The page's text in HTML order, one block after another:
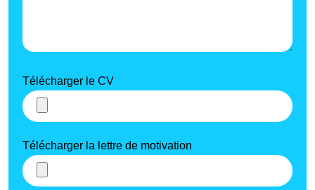
Télécharger le CV
Télécharger la lettre de motivation